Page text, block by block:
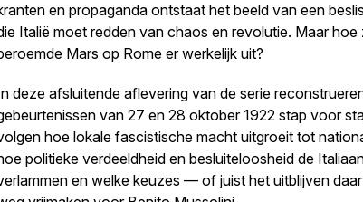
en propaganda ontstaat het beeld van een
Italië moet redden van chaos en revolutie. Maar hoe
Mars op Rome er werkelijk uit?
deze afsluitende aflevering van de serie
van 27 en 28 oktober 1922 stap voor
hoe lokale fascistische macht uitgroeit tot
politieke verdeeldheid en besluiteloosheid de
en welke keuzes — of juist het uitblijven